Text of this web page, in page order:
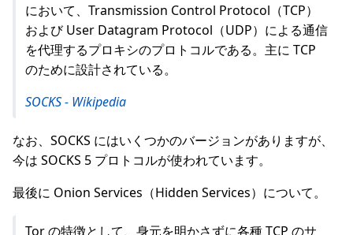
において、Transmission Control Protocol（TCP）
および User Datagram Protocol（UDP）による通信
を代理するプロキシのプロトコルである。主に TCP
のために設計されている。
SOCKS - Wikipedia
なお、SOCKS にはいくつかのバージョンがありますが、
今は SOCKS 5 プロトコルが使われています。
最後に Onion Services（Hidden Services）について。
Tor の特徴として、身元を明かさずに各種 TCP のサ